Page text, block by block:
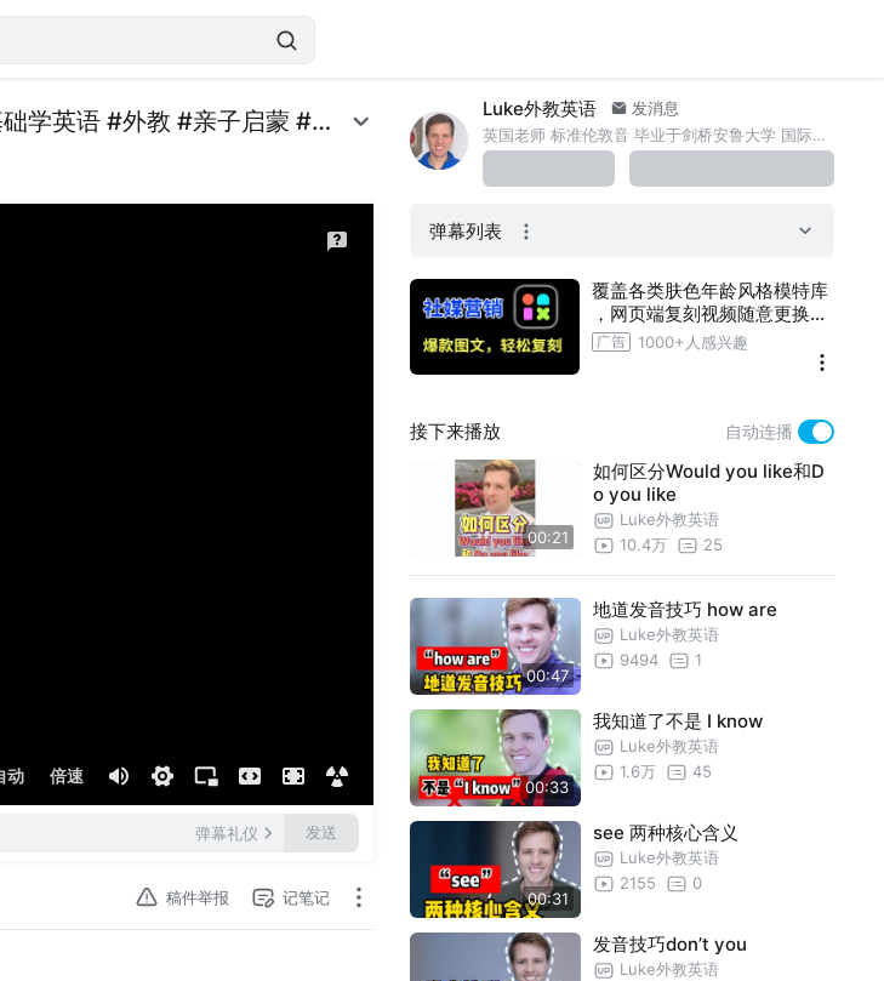
back常用表达，日常英语口语，一起来学习吧！#英语口语 #零基础学英语 #外教 #亲子启蒙 #夏日科普星探企划
动 倍速
弹幕礼仪 发送
稿件举报 记笔记
Luke外教英语
发消息
英国老师 标准伦敦音 毕业于剑桥安鲁大学 国际教师资格TKT, TELF双证 中文HSK6级 从事英语教学十年 每日分享英语
弹幕列表
覆盖各类肤色年龄风格模特库
，网页端复刻视频随意更换出
镜人物1000+人感兴趣
接下来播放 自动连播
00:21
如何区分Would you like和D
o you like
Luke外教英语
10.4万
25
00:47
地道发音技巧 how are
Luke外教英语
9494
1
00:33
我知道了不是 I know
Luke外教英语
1.6万
45
00:31
see 两种核心含义
Luke外教英语
2155
0
发音技巧don’t you
Luke外教英语